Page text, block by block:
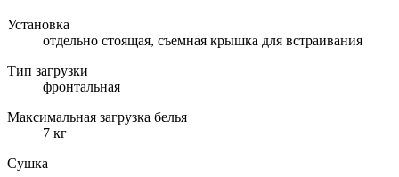
Установка
отдельно стоящая, съемная крышка для встраивания
Тип загрузки
фронтальная
Максимальная загрузка белья
7 кг
Сушка